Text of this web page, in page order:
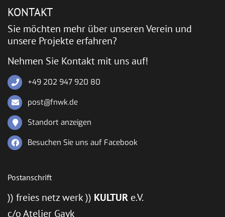
KONTAKT
Sie möchten mehr über unseren Verein und
unsere Projekte erfahren?
Nehmen Sie Kontakt mit uns auf!
+49 202 947 920 80
post@fnwk.de
Standort anzeigen
Besuchen Sie uns auf Facebook
Postanschrift
)) freies netz werk )) KULTUR e.V.
c/o Atelier Gayk